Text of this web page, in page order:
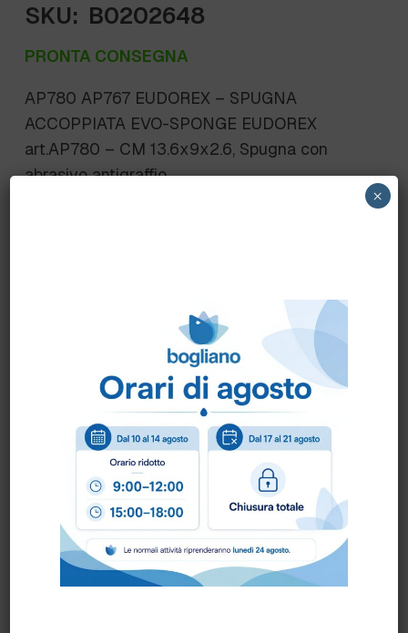
SKU: B0202648
PRONTA CONSEGNA
AP780 AP767 EUDOREX – SPUGNA
ACCOPPIATA EVO-SPONGE EUDOREX
art.AP780 – CM 13.6x9x2.6, Spugna con
abrasivo antigraffio.
Come ordinare?
Puoi ordinare chiamando al0172 478161oppure
scrivendo una mail a
info@bogliano.it.
Per ogni informazione siamo a disposizione.
COLORE: BLU,GENERICA,GIALLO, ROSSO
VERDE
×